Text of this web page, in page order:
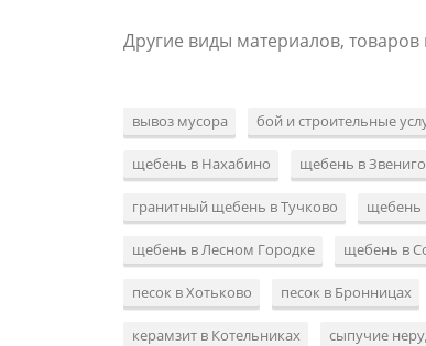
Другие виды материалов,
вывоз мусора бой и строительные
щебень в Нахабино щебень в
гранитный щебень в Тучково щебень
щебень в Лесном Городке щебень в
песок в Хотьково песок в Бронницах
керамзит в Котельниках сыпучие